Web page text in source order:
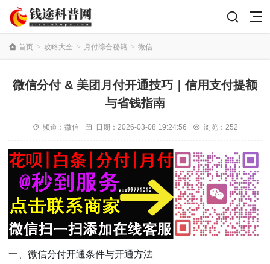
首页 > 攻略大全 > 月付综合秘籍 > 微信
微信分付 & 美团月付开通技巧｜信用支付提额
与省钱指南
频道： 微信 日期： 2026-03-08 19:24:56 浏览：252
一、微信分付开通条件与开通方法